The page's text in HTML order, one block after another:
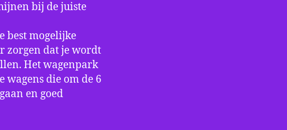
bij de juiste
best mogelijke
zorgen dat je wordt
Het wagenpark
wagens die om de 6
en goed